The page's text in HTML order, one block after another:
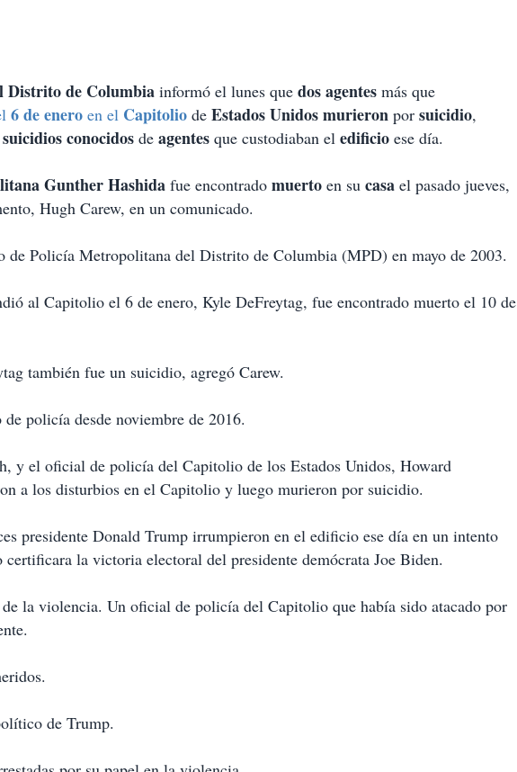
Distrito de Columbia informó el lunes que dos agentes más que
6 de enero en el Capitolio de Estados Unidos murieron por suicidio,
suicidios conocidos de agentes que custodiaban el edificio ese día.
Gunther Hashida fue encontrado muerto en su casa el pasado jueves,
Hugh Carew, en un comunicado.
de Policía Metropolitana del Distrito de Columbia (MPD) en mayo de 2003.
al Capitolio el 6 de enero, Kyle DeFreytag, fue encontrado muerto el 10 de
también fue un suicidio, agregó Carew.
policía desde noviembre de 2016.
y el oficial de policía del Capitolio de los Estados Unidos, Howard
a los disturbios en el Capitolio y luego murieron por suicidio.
presidente Donald Trump irrumpieron en el edificio ese día en un intento
la victoria electoral del presidente demócrata Joe Biden.
la violencia. Un oficial de policía del Capitolio que había sido atacado por
de Trump.